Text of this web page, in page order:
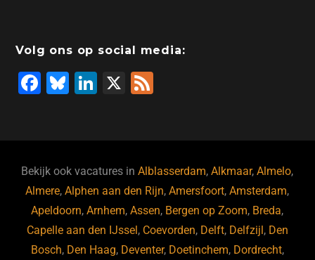
Volg ons op social media:
F
b
o
o
k
Bl
ky
Li
dI
n
X
Bekijk ook vacatures inAlblasserdam,Alkmaar,Almelo,
Almere,Alphen aan den Rijn,Amersfoort,Amsterdam,
Apeldoorn,Arnhem,Assen, Bergen op Zoom, Breda,
Capelle aan den IJssel, Coevorden, Delft, Delfzijl, Den
Bosch, Den Haag, Deventer, Doetinchem, Dordrecht,